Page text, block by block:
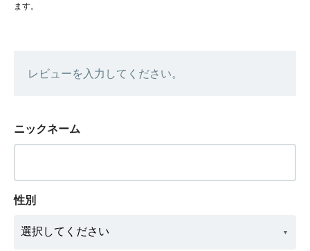
ます。
レビューを入力してください。
ニックネーム
性別